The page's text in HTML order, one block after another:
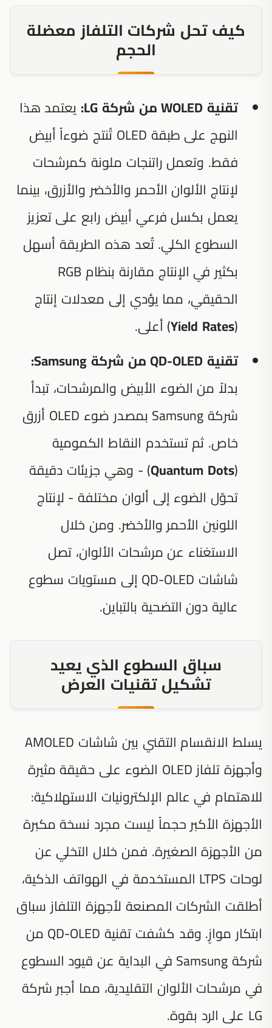
كيف تحل شركات التلفاز معضلة
الحجم
تقنية WOLED من شركة LG:
يعتمد هذا
النهج على طبقة OLED تُنتج ضوءاً أبيض
فقط. وتعمل راتنجات ملونة كمرشحات
لإنتاج الألوان الأحمر والأخضر والأزرق، بينما
يعمل بكسل فرعي أبيض رابع على تعزيز
السطوع الكلي. تُعد هذه الطريقة أسهل
بكثير في الإنتاج مقارنة بنظام RGB
الحقيقي، مما يؤدي إلى معدلات إنتاج
(
Yield Rates) أعلى.
تقنية QD-OLED من شركة Samsung:
بدلاً من الضوء الأبيض والمرشحات، تبدأ
شركة Samsung بمصدر ضوء OLED أزرق
خاص. ثم تستخدم النقاط الكمومية
(
Quantum Dots) - وهي جزيئات دقيقة
تحوّل الضوء إلى ألوان مختلفة - لإنتاج
اللونين الأحمر والأخضر. ومن خلال
الاستغناء عن مرشحات الألوان، تصل
شاشات QD-OLED إلى مستويات سطوع
عالية دون التضحية بالتباين.
سباق السطوع الذي يعيد
تشكيل تقنيات العرض
يسلط الانقسام التقني بين شاشات AMOLED
وأجهزة تلفاز OLED الضوء على حقيقة مثيرة
للاهتمام في عالم الإلكترونيات الاستهلاكية:
الأجهزة الأكبر حجماً ليست مجرد نسخة مكبرة
من الأجهزة الصغيرة. فمن خلال التخلي عن
لوحات LTPS المستخدمة في الهواتف الذكية،
أطلقت الشركات المصنعة لأجهزة التلفاز سباق
ابتكار موازٍ. وقد كشفت تقنية QD-OLED من
شركة Samsung في البداية عن قيود السطوع
في مرشحات الألوان التقليدية، مما أجبر شركة
LG على الرد بقوة.